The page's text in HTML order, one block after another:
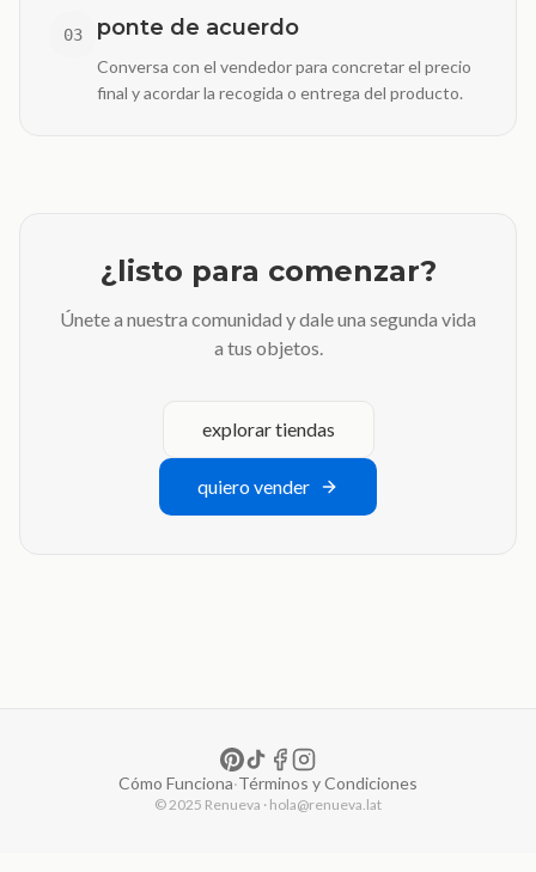
03 ponte de acuerdo
Conversa con el vendedor para concretar el precio
final y acordar la recogida o entrega del producto.
¿listo para comenzar?
Únete a nuestra comunidad y dale una segunda vida
a tus objetos.
explorar tiendas
quiero vender
Cómo Funciona·Términos y Condiciones
© 2025 Renueva · hola@renueva.lat